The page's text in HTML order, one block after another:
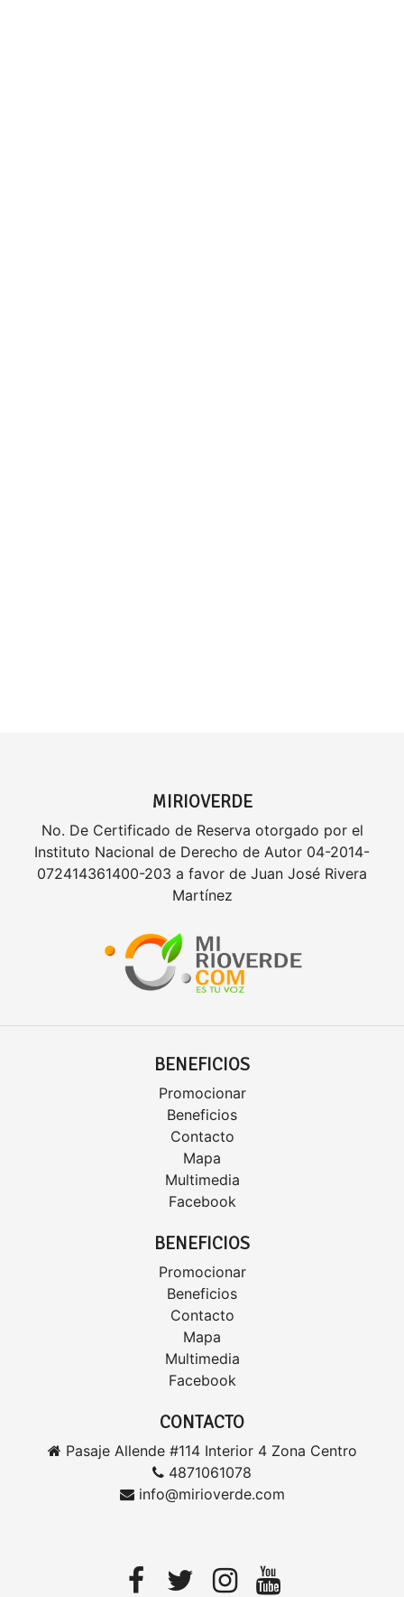
MIRIOVERDE
No. De Certificado de Reserva otorgado por el
Instituto Nacional de Derecho de Autor 04-2014-
072414361400-203 a favor de Juan José Rivera
Martínez
BENEFICIOS
Promocionar
Beneficios
Contacto
Mapa
Multimedia
Facebook
BENEFICIOS
Promocionar
Beneficios
Contacto
Mapa
Multimedia
Facebook
CONTACTO
Pasaje Allende #114 Interior 4 Zona Centro
4871061078
info@mirioverde.com